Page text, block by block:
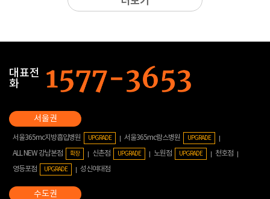
대표전
화
서울365mc지방흡입병원 UPGRADE 서울365mc람스병원 UPGRADE
ALL NEW 강남본점 확장 신촌점 UPGRADE 노원점 UPGRADE
천호점
영등포점
UPGRADE 성신여대점